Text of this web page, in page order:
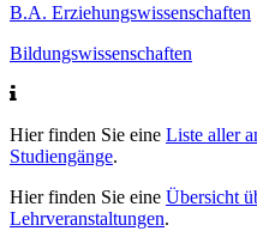
B.A. Erziehungswissenschaften
Bildungswissenschaften
Hier finden Sie eine Liste aller
Studiengänge.
Hier finden Sie eine Übersicht
Lehrveranstaltungen.